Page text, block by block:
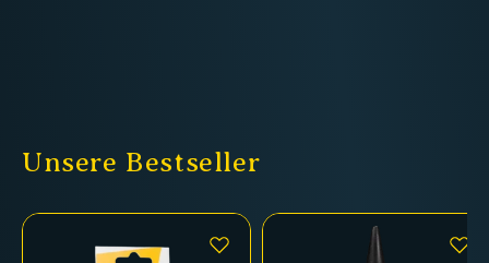
Unsere Bestseller